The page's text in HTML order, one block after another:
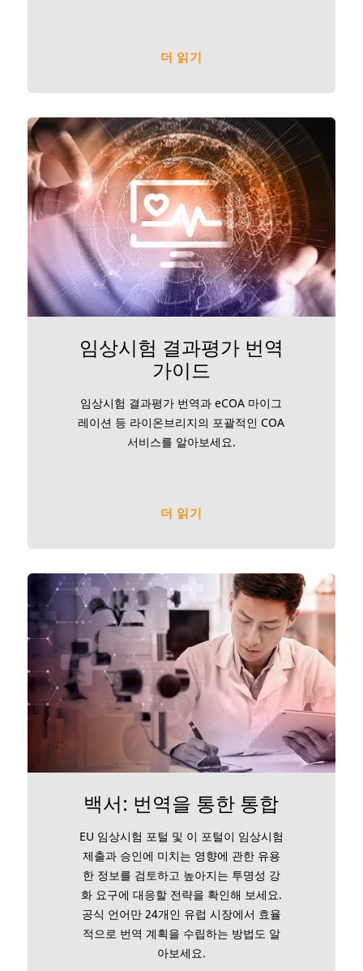
더 읽기
임상시험 결과평가 번역
가이드
임상시험 결과평가 번역과 eCOA 마이그
레이션 등 라이온브리지의 포괄적인 COA
서비스를 알아보세요.
더 읽기
백서: 번역을 통한 통합
EU 임상시험 포털 및 이 포털이 임상시험
제출과 승인에 미치는 영향에 관한 유용
한 정보를 검토하고 높아지는 투명성 강
화 요구에 대응할 전략을 확인해 보세요.
공식 언어만 24개인 유럽 시장에서 효율
적으로 번역 계획을 수립하는 방법도 알
아보세요.